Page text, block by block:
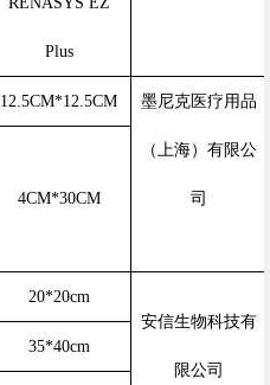
Plus
12.5CM*12.5CM 墨尼克医疗用品
（上海）有限公
司
4CM*30CM
20*20cm
安信生物科技有
限公司
35*40cm